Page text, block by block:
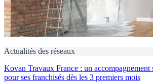
Actualités des réseaux
Kovan Travaux France : un accompagnement
pour ses franchisés dès les 3 premiers mois